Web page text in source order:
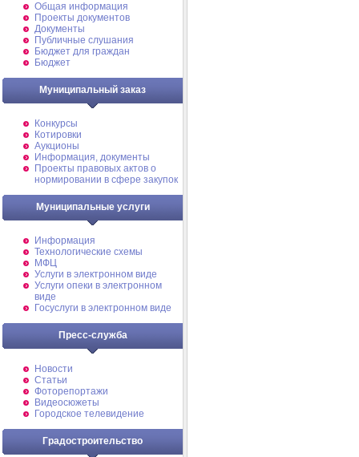
Общая информация
Проекты документов
Документы
Публичные слушания
Бюджет для граждан
Бюджет
Муниципальный заказ
Конкурсы
Котировки
Аукционы
Информация, документы
Проекты правовых актов о
нормировании в сфере закупок
Муниципальные услуги
Информация
Технологические схемы
МФЦ
Услуги в электронном виде
Услуги опеки в электронном
виде
Госуслуги в электронном виде
Пресс-служба
Новости
Статьи
Фоторепортажи
Видеосюжеты
Городское телевидение
Градостроительство